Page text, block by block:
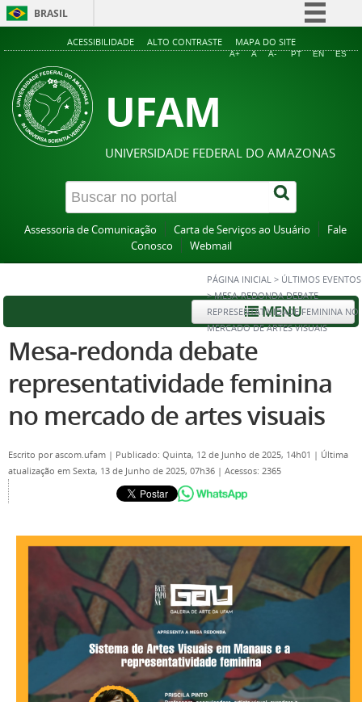
BRASIL
Simplifique!
Acesso à informação
ACESSIBILIDADE ALTO CONTRASTE MAPA DO SITE
A+ A A- PT EN ES
UFAM
UNIVERSIDADE FEDERAL DO AMAZONAS
Assessoria de Comunicação Carta de Serviços ao Usuário
Fale
Conosco
Webmail
PÁGINA INICIAL > ÚLTIMOS EVENTOS
>MESA-REDONDA DEBATE
REPRESENTATIVIDADE FEMININA NO
MERCADO DE ARTES VISUAIS
MENU
Mesa-redonda debate
representatividade feminina
no mercado de artes visuais
Escrito porascom.ufam | Publicado: Quinta, 12 de Junho de 2025, 14h01 | Última
atualização em Sexta, 13 de Junho de 2025, 07h36 | Acessos: 2365